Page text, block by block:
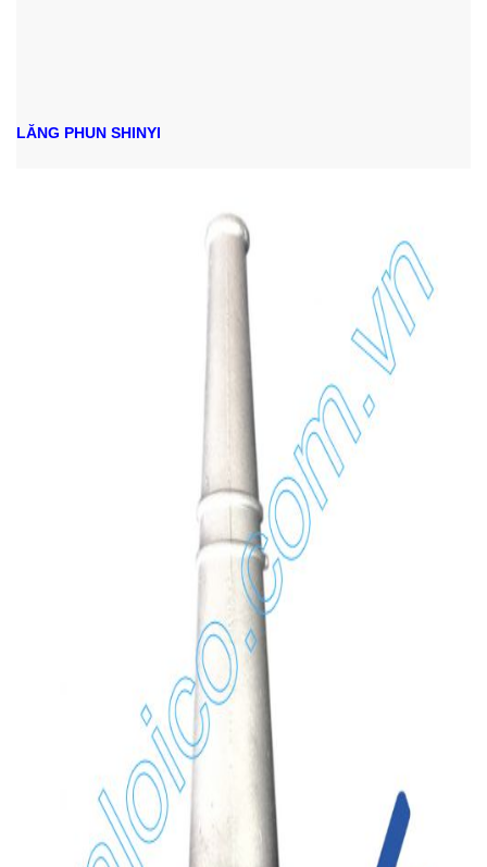
LĂNG PHUN SHINYI